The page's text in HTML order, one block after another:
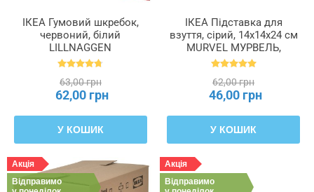
ІКЕА Гумовий шкребок,
червоний, білий
LILLNAGGEN
ЛІЛЛЬНАГЕН, 402.435.96
63,00 грн
62,00 грн
У КОШИК
ІКЕА Підставка для
взуття, сірий, 14x14x24 см
MURVEL МУРВЕЛЬ,
204.348.32
62,00 грн
46,00 грн
У КОШИК
Акція
Відправимо
Акція
Відправимо